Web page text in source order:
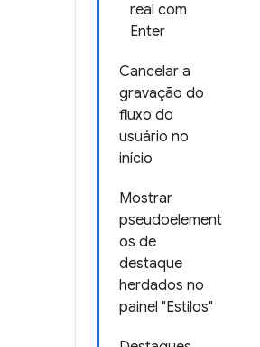
real com
Enter
Cancelar a
gravação do
fluxo do
usuário no
início
Mostrar
pseudoelement
os de
destaque
herdados no
painel "Estilos"